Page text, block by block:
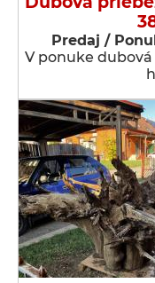
Predaj /
V ponuke